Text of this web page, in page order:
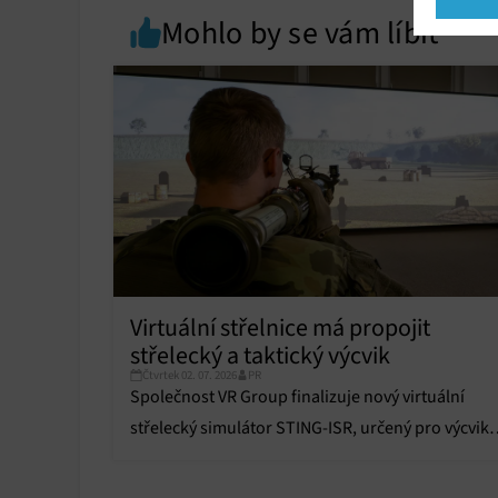
Funkce
Mohlo by se vám líbit
Virtuální střelnice má propojit
střelecký a taktický výcvik
Čtvrtek 02. 07. 2026 PR
Společnost VR Group finalizuje nový virtuální
střelecký simulátor STING-ISR, určený pro výcvik